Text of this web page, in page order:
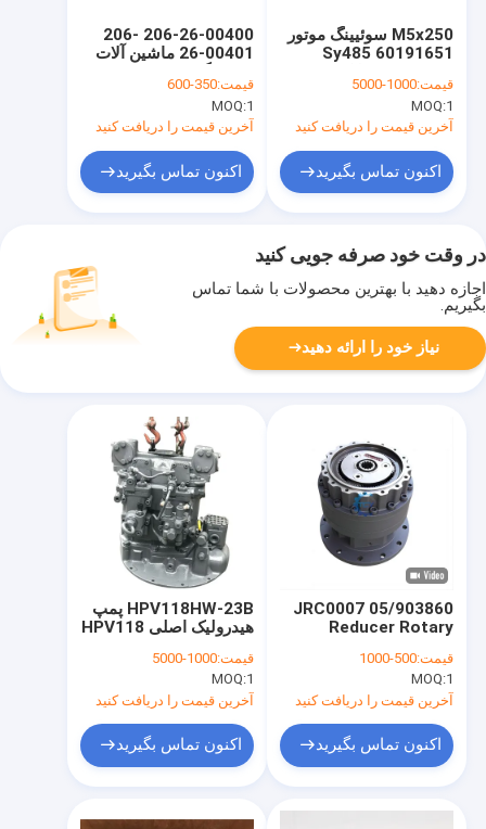
206-26-00400 206-
26-00401 ماشین آلات
PC220LC-7 PC230-7
PC230LC-7 PC240-7
چرخ چرخ سوئیینگ
قیمت:350-600
MOQ:1
آخرین قیمت را دریافت کنید
اکنون تماس بگیرید
M5x250 سوئیینگ موتور
60191651 Sy485
چرخش پیستون موتور
حفاری
قیمت:1000-5000
MOQ:1
آخرین قیمت را دریافت کنید
اکنون تماس بگیرید
در وقت خود صرفه جویی کنید
اجازه دهید با بهترین محصولات با شما تماس
بگیریم.
نیاز خود را ارائه دهید
HPV118HW-23B پمپ
هیدرولیک اصلی HPV118
ZX225US ZX200
برای حفاری های Hitachi
قیمت:1000-5000
MOQ:1
آخرین قیمت را دریافت کنید
اکنون تماس بگیرید
JRC0007 05/903860
Reducer Rotary
دنده های کوچک کننده
چرخ دنده های کوچک
کننده
قیمت:500-1000
MOQ:1
آخرین قیمت را دریافت کنید
اکنون تماس بگیرید